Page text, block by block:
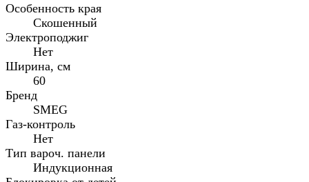
Особенность края
Скошенный
Электроподжиг
Нет
Ширина, см
60
Бренд
SMEG
Газ-контроль
Нет
Тип вароч. панели
Индукционная